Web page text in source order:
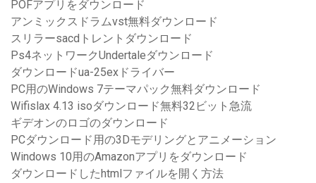
POFアプリをダウンロード
アンミックスドラムvst無料ダウンロード
スリラーsacdトレントダウンロード
Ps4ネットワークUndertaleダウンロード
ダウンロードua-25exドライバー
PC用のWindows 7テーマパック無料ダウンロード
Wifislax 4.13 isoダウンロード無料32ビット急流
ギデオンのロゴのダウンロード
PCダウンロード用の3Dモデリングとアニメーション
Windows 10用のAmazonアプリをダウンロード
ダウンロードしたhtmlファイルを開く方法